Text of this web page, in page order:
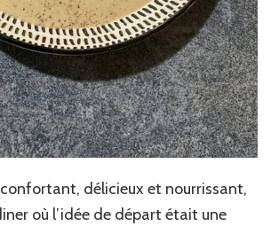
délicieux et nourrissant,
où l’idée de départ était une